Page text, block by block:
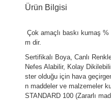
Ürün Bilgisi
Çok amaçlı baskı kumaş
m dir.
Sertifikalı Boya, Canlı
Nefes Alabilir, Kolay
ster olduğu için hava
n maddeler ve malzemeler
STANDARD 100 (Zararlı